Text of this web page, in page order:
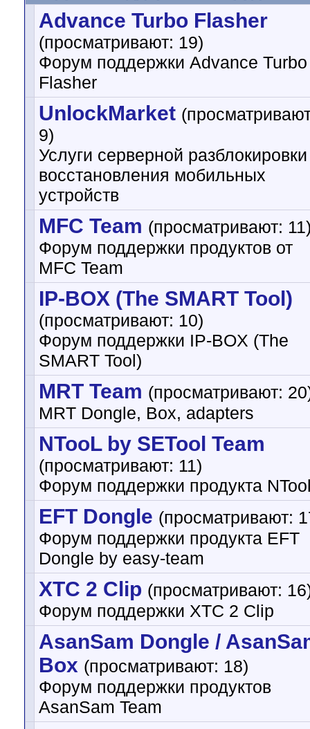
Advance Turbo Flasher
(просматривают: 19)
Форум поддержки Advance Turbo
Flasher
UnlockMarket
9)
Услуги серверной
восстановления мобильных
устройств
MFC Team (просматривают:
Форум поддержки продуктов от
MFC Team
IP-BOX (The SMART Tool)
(просматривают: 10)
Форум поддержки IP-BOX (The
SMART Tool)
MRT Team (просматривают:
MRT Dongle, Box, adapters
NTooL by SETool Team
(просматривают: 11)
Форум поддержки продукта
EFT Dongle (просматривают:
Форум поддержки продукта EFT
Dongle by easy-team
XTC 2 Clip (просматривают:
Форум поддержки XTC 2 Clip
AsanSam Dongle /
Box (просматривают: 18)
Форум поддержки продуктов
AsanSam Team